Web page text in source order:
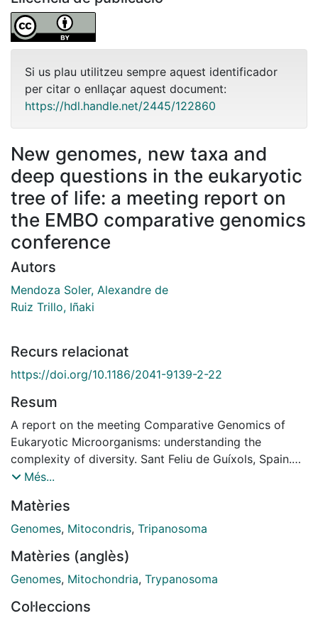
Si us plau utilitzeu sempre aquest identificador
per citar o enllaçar aquest document:
https://hdl.handle.net/2445/122860
New genomes, new taxa and
deep questions in the eukaryotic
tree of life: a meeting report on
the EMBO comparative genomics
conference
Autors
Mendoza Soler, Alexandre de
Ruiz Trillo, Iñaki
Recurs relacionat
https://doi.org/10.1186/2041-9139-2-22
Resum
A report on the meeting Comparative Genomics of
Eukaryotic Microorganisms: understanding the
complexity of diversity. Sant Feliu de Guíxols, Spain.
October 15-20, 2011.
Més...
Matèries
Genomes, Mitocondris, Tripanosoma
Matèries (anglès)
Genomes, Mitochondria, Trypanosoma
Col·leccions